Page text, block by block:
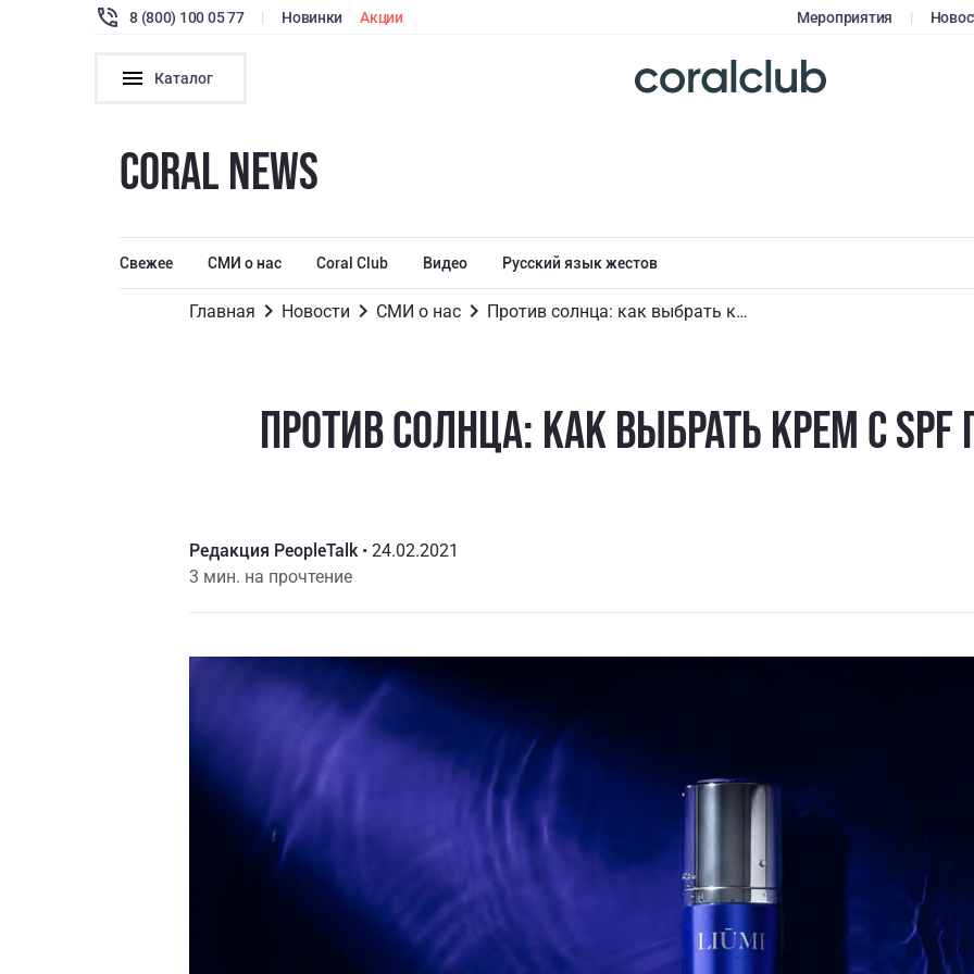
8 (800) 100 05 77 | Новинки Акции Мероприятия |
Каталог
CORAL NEWS
Свежее СМИ о нас Coral Club Видео Русский язык жестов
Главная Новости СМИ о нас Против солнца: как выбрать крем с SPF по типу кожи
ПРОТИВ СОЛНЦА: КАК ВЫБРАТЬ КРЕМ С
Редакция PeopleTalk• 24.02.2021
3 мин. на прочтение